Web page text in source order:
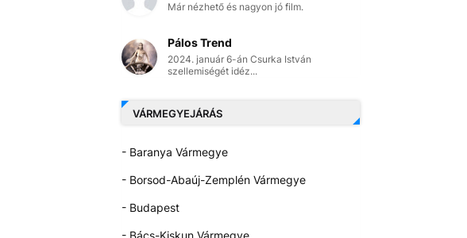
Már nézhető és nagyon jó film.
Pálos Trend
2024. január 6-án Csurka István
szellemiségét idéz...
VÁRMEGYEJÁRÁS
- Baranya Vármegye
- Borsod-Abaúj-Zemplén Vármegye
- Budapest
- Bács-Kiskun Vármegye